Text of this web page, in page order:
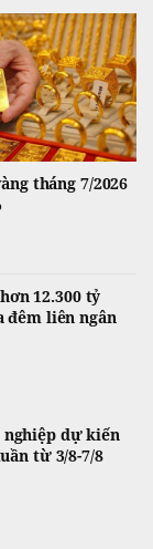
tháng 7/2026
12.300 tỷ
đêm liên ngân
nghiệp dự kiến
từ 3/8-7/8